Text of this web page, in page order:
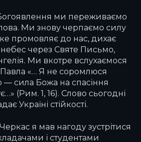
Богоявлення ми переживаємо
Ми знову черпаємо силу
промовляє до нас, дихає
небес через Святе Письмо,
Ми вкотре вслухаємося
Павла «… Я не соромлюся
— сила Божа на спасіння
(Рим. 1, 16). Слово сьогодні
Україні стійкості.
я мав нагоду зустрітися
і студентами